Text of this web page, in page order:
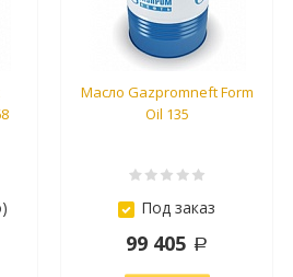
Масло Gazpromneft Form
Oil 135
Под заказ
99 405